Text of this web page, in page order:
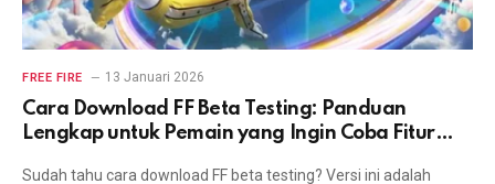
FREE FIRE 13 Januari 2026
Cara Download FF Beta Testing: Panduan
Lengkap untuk Pemain yang Ingin Coba Fitur
Sudah tahu cara download FF beta testing? Versi ini adalah